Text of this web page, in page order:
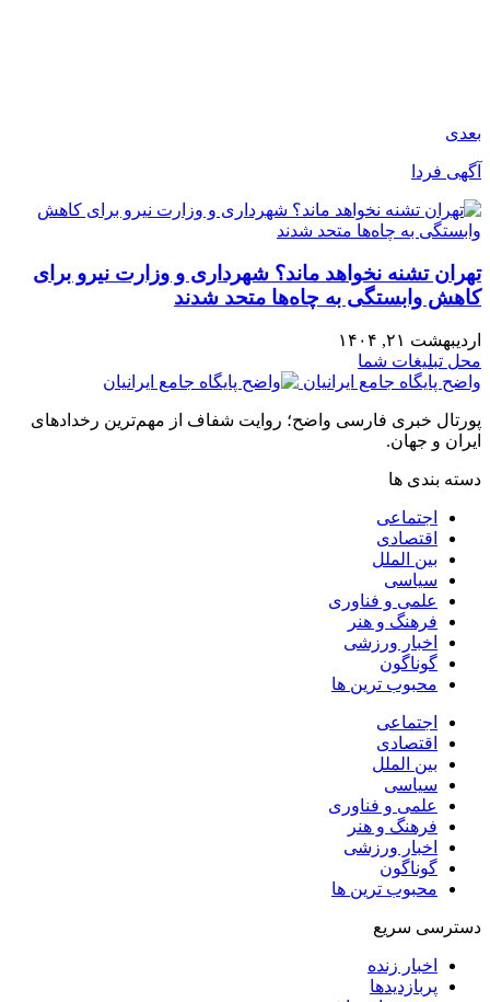
بعدی
آگهی فردا
تهران تشنه نخواهد ماند؟ شهرداری و وزارت نیرو برای
کاهش وابستگی به چاه‌ها متحد شدند
اردیبهشت ۲۱, ۱۴۰۴
محل تبلیغات شما
واضح پایگاه جامع ایرانیان
پورتال خبری فارسی واضح؛ روایت شفاف از مهم‌ترین رخدادهای
ایران و جهان.
دسته بندی ها
اجتماعی
اقتصادی
بین الملل
سیاسی
علمی و فناوری
فرهنگ و هنر
اخبار ورزشی
گوناگون
محبوب ترین ها
اجتماعی
اقتصادی
بین الملل
سیاسی
علمی و فناوری
فرهنگ و هنر
اخبار ورزشی
گوناگون
محبوب ترین ها
دسترسی سریع
اخبار زنده
پربازدیدها